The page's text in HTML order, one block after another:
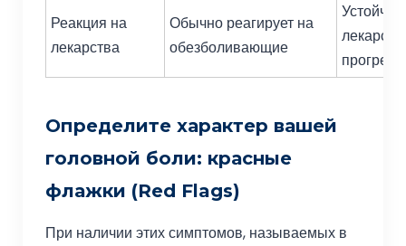
Реакция на
лекарства
Обычно реагирует на
обезболивающие
Определите характер вашей
головной боли: красные
флажки (Red Flags)
При наличии этих симптомов, называемых в